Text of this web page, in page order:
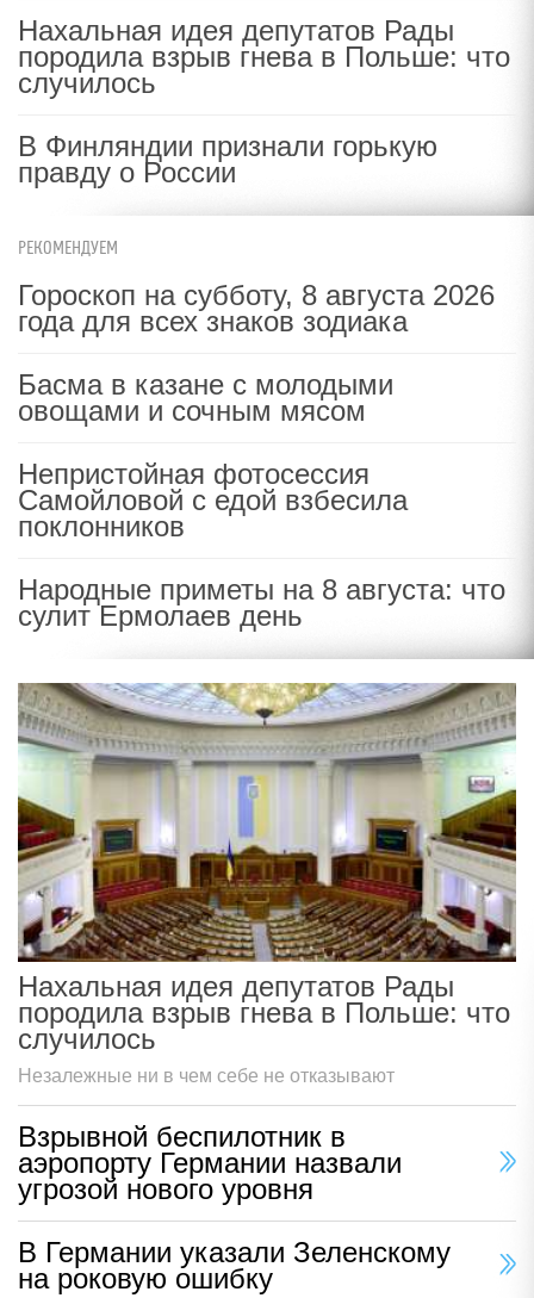
Нахальная идея депутатов Рады
породила взрыв гнева в Польше: что
случилось
В Финляндии признали горькую
правду о России
РЕКОМЕНДУЕМ
Гороскоп на субботу, 8 августа 2026
года для всех знаков зодиака
Басма в казане с молодыми
овощами и сочным мясом
Непристойная фотосессия
Самойловой с едой взбесила
поклонников
Народные приметы на 8 августа: что
сулит Ермолаев день
Нахальная идея депутатов Рады
породила взрыв гнева в Польше: что
случилось
Незалежные ни в чем себе не отказывают
Взрывной беспилотник в
аэропорту Германии назвали
угрозой нового уровня
В Германии указали Зеленскому
на роковую ошибку